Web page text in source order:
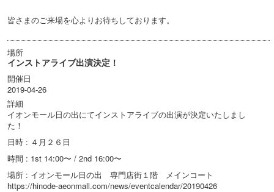
皆さまのご来場を心よりお待ちしております。
場所
インストアライブ出演決定！
開催日
2019-04-26
詳細
イオンモール日の出にてインストアライブの出演が決定いたしまし
た！
日時 : ４月２６日
時間 : 1st 14:00〜 / 2nd 16:00〜
場所 : イオンモール日の出 専門店街１階 メインコート
https://hinode-aeonmall.com/news/eventcalendar/20190426